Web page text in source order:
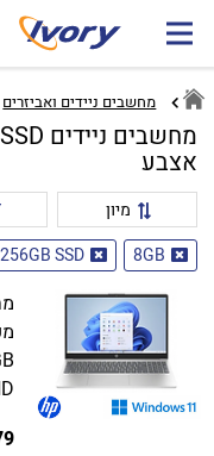
מחשבים ניידים ואביזרים
אצבע
מיון
8GB
256GB SSD